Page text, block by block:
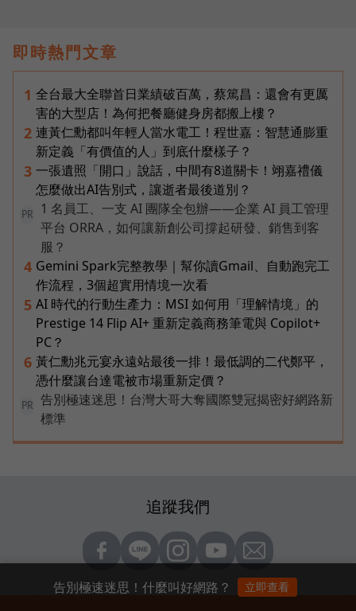
即時熱門文章
1 全台最大全聯首日業績破百萬，蔡篤昌：還會有更厲
害的大型店！為何把餐廳健身房都搬上樓？
2 連黃仁勳都叫年輕人當水電工！程世嘉：智慧通膨重
新定義「有價值的人」到底什麼樣子？
3 一張遺照「開口」說話，中間有8道關卡！翊嘉禮儀
怎麼做出AI告別式，讓逝者最後道別？
PR
1 名員工、一支 AI 團隊全包辦——企業 AI 員工管理
平台 ORRA，如何讓新創公司撐起研發、銷售到客
服？
4 Gemini Spark完整教學｜幫你讀Gmail、自動跑完工
作流程，3個超實用情境一次看
5 AI 時代的行動生產力：MSI 如何用「理解情境」的
Prestige 14 Flip AI+ 重新定義商務筆電與 Copilot+
PC？
6 黃仁勳兆元宴永遠站最後一排！最低調的二代鄭平，
憑什麼讓台達電被市場重新定價？
PR
告別極速迷思！台灣大哥大奪國際雙冠揭密好網路新
標準
追蹤我們
告別極速迷思！什麼叫好網路？ 立即查看